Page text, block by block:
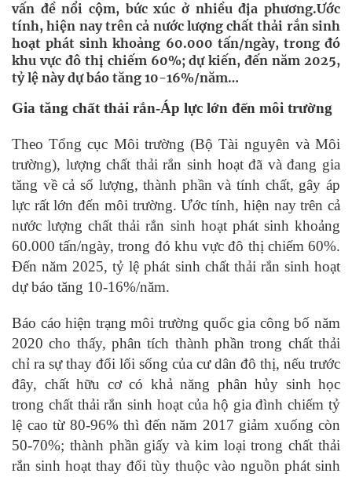
vấn đề nổi cộm, bức xúc ở nhiều địa phương.Ước
tính, hiện nay trên cả nước lượng chất thải rắn sinh
hoạt phát sinh khoảng 60.000 tấn/ngày, trong đó
khu vực đô thị chiếm 60%; dự kiến, đến năm 2025,
tỷ lệ này dự báo tăng 10-16%/năm…
Gia tăng chất thải rắn-Áp lực lớn đến môi trường
Theo Tổng cục Môi trường (Bộ Tài nguyên và Môi
trường), lượng chất thải rắn sinh hoạt đã và đang gia
tăng về cả số lượng, thành phần và tính chất, gây áp
lực rất lớn đến môi trường. Ước tính, hiện nay trên cả
nước lượng chất thải rắn sinh hoạt phát sinh khoảng
60.000 tấn/ngày, trong đó khu vực đô thị chiếm 60%.
Đến năm 2025, tỷ lệ phát sinh chất thải rắn sinh hoạt
dự báo tăng 10-16%/năm.
Báo cáo hiện trạng môi trường quốc gia công bố năm
2020 cho thấy, phân tích thành phần trong chất thải
chỉ ra sự thay đổi lối sống của cư dân đô thị, nếu trước
đây, chất hữu cơ có khả năng phân hủy sinh học
trong chất thải rắn sinh hoạt của hộ gia đình chiếm tỷ
lệ cao từ 80-96% thì đến năm 2017 giảm xuống còn
50-70%; thành phần giấy và kim loại trong chất thải
rắn sinh hoạt thay đổi tùy thuộc vào nguồn phát sinh